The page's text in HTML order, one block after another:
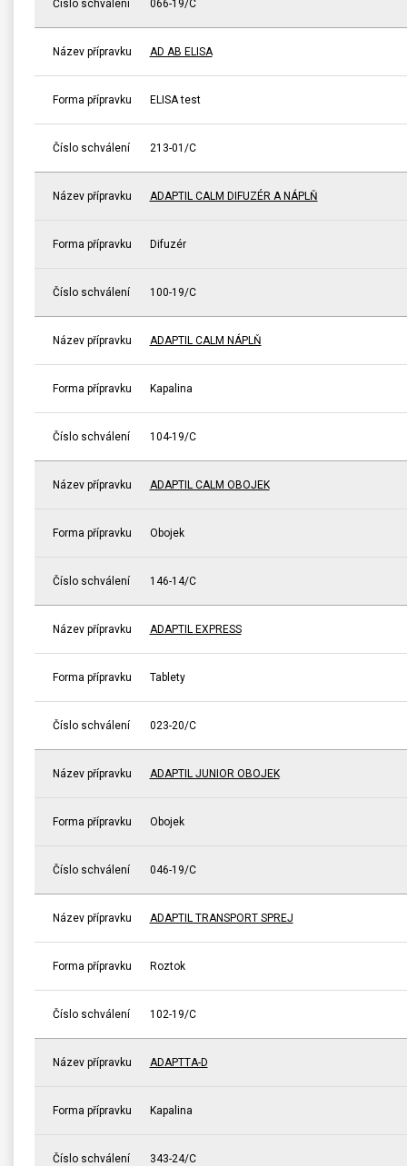
Číslo schválení 066-19/C
Název přípravku AD AB ELISA
Forma přípravku ELISA test
Číslo schválení 213-01/C
Název přípravku ADAPTIL CALM DIFUZÉR A NÁPLŇ
Forma přípravku Difuzér
Číslo schválení 100-19/C
Název přípravku ADAPTIL CALM NÁPLŇ
Forma přípravku Kapalina
Číslo schválení 104-19/C
Název přípravku ADAPTIL CALM OBOJEK
Forma přípravku Obojek
Číslo schválení 146-14/C
Název přípravku ADAPTIL EXPRESS
Forma přípravku Tablety
Číslo schválení 023-20/C
Název přípravku ADAPTIL JUNIOR OBOJEK
Forma přípravku Obojek
Číslo schválení 046-19/C
Název přípravku ADAPTIL TRANSPORT SPREJ
Forma přípravku Roztok
Číslo schválení 102-19/C
Název přípravku ADAPTTA-D
Forma přípravku Kapalina
Číslo schválení 343-24/C